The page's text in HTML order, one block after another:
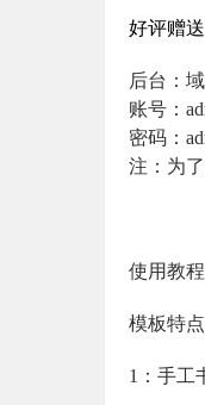
好评赠
后台：
账号：
密码：
注：为
使用教程
模板特点
1：手工